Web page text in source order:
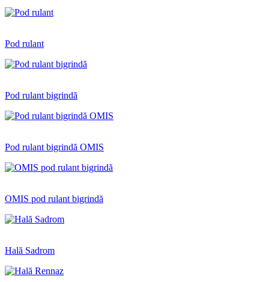
Pod rulant
Pod rulant bigrindă
Pod rulant bigrindă OMIS
OMIS pod rulant bigrindă
Hală Sadrom